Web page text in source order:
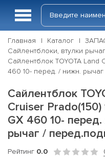
Главная Каталог
Сайлентблоки, втулки
Сайлентблок TOYOTA Land
460 10- перед. / нижн.
Сайлентблок
Cruiser Prado(150)
GX 460 10-
рычаг /
Рейтинг 0.0